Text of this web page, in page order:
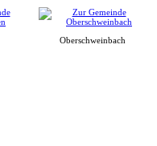
Oberschweinbach